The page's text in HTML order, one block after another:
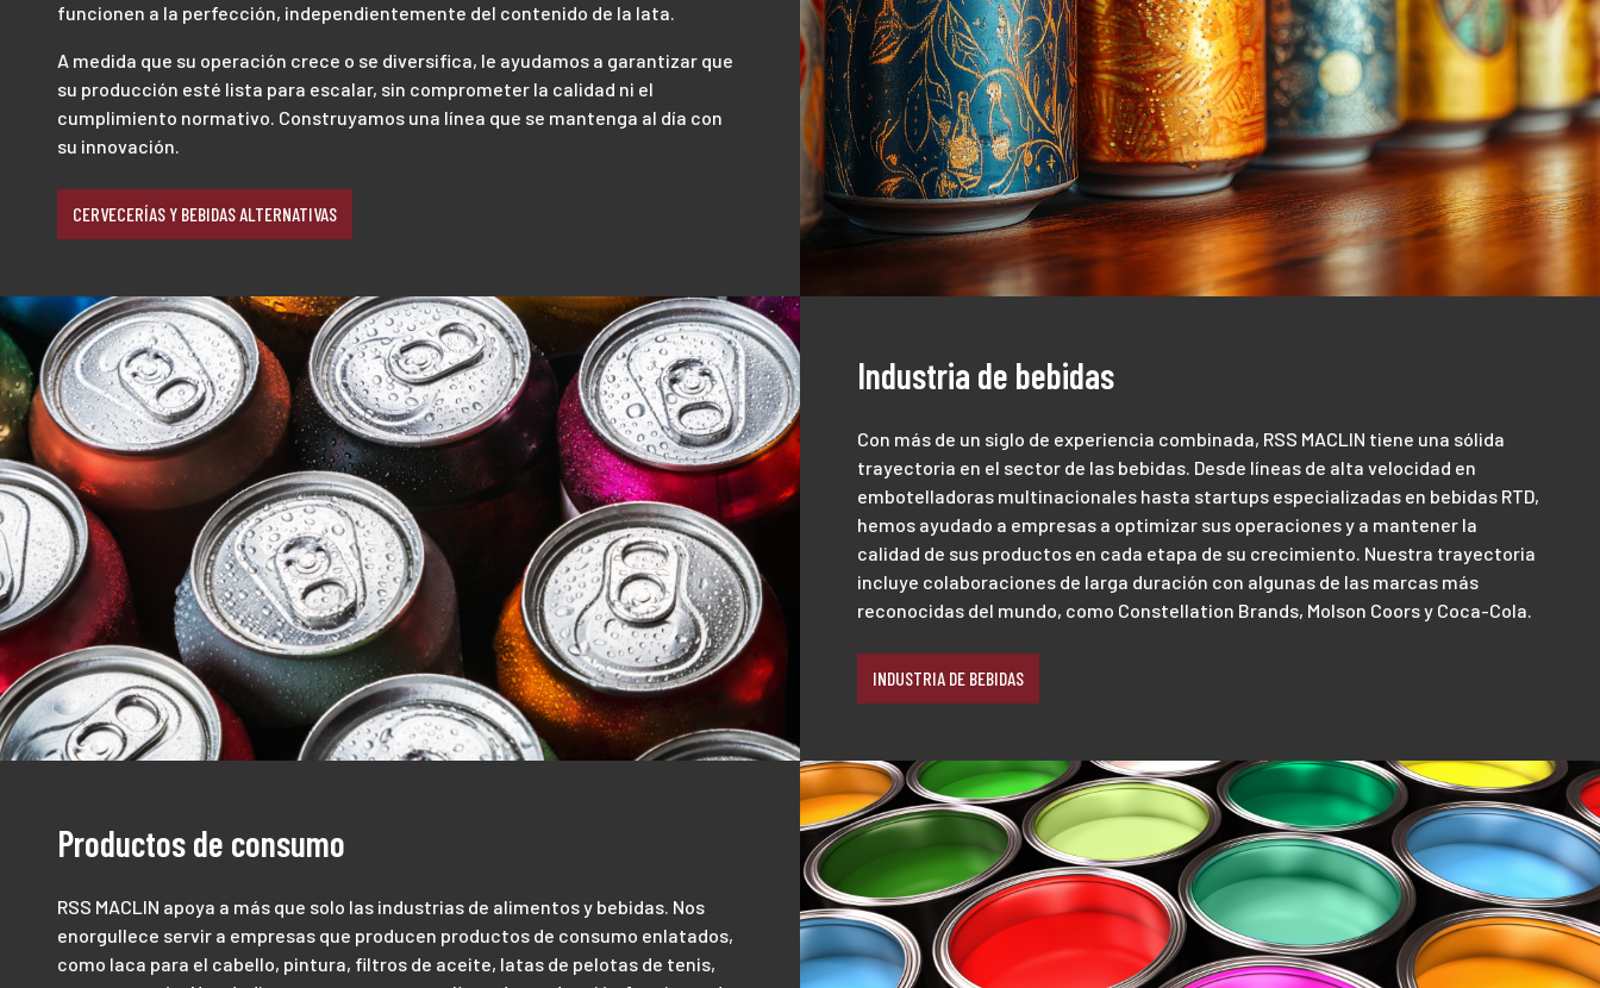
funcionen a la perfección, independientemente del contenido de la lata.
A medida que su operación crece o se diversifica, le ayudamos a garantizar que
su producción esté lista para escalar, sin comprometer la calidad ni el
cumplimiento normativo. Construyamos una línea que se mantenga al día con
su innovación.
CERVECERÍAS Y BEBIDAS ALTERNATIVAS
Industria de bebidas
Con más de un siglo de experiencia combinada, RSS MACLIN tiene una sólida
trayectoria en el sector de las bebidas. Desde líneas de alta velocidad en
embotelladoras multinacionales hasta startups especializadas en bebidas RTD,
hemos ayudado a empresas a optimizar sus operaciones y a mantener la
calidad de sus productos en cada etapa de su crecimiento. Nuestra trayectoria
incluye colaboraciones de larga duración con algunas de las marcas más
reconocidas del mundo, como Constellation Brands, Molson Coors y Coca-Cola.
INDUSTRIA DE BEBIDAS
Productos de consumo
RSS MACLIN apoya a más que solo las industrias de alimentos y bebidas. Nos
enorgullece servir a empresas que producen productos de consumo enlatados,
como laca para el cabello, pintura, filtros de aceite, latas de pelotas de tenis,